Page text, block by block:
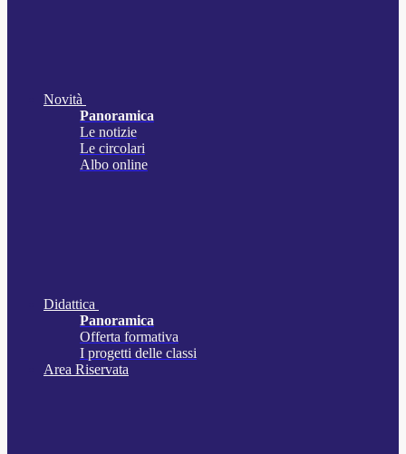
Novità
Panoramica
Le notizie
Le circolari
Albo online
Didattica
Panoramica
Offerta formativa
I progetti delle classi
Area Riservata